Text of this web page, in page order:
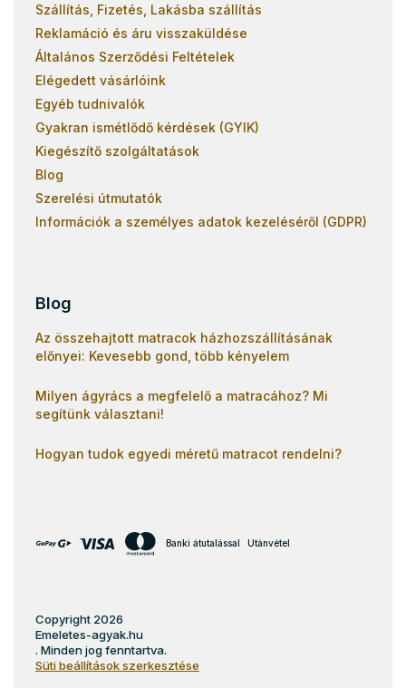
Szállítás, Fizetés, Lakásba szállítás
Reklamáció és áru visszaküldése
Általános Szerződési Feltételek
Elégedett vásárlóink
Egyéb tudnivalók
Gyakran ismétlődő kérdések (GYIK)
Kiegészítő szolgáltatások
Blog
Szerelési útmutatók
Információk a személyes adatok kezeléséről (GDPR)
Blog
Az összehajtott matracok házhozszállításának
előnyei: Kevesebb gond, több kényelem
Milyen ágyrács a megfelelő a matracához? Mi
segítünk választani!
Hogyan tudok egyedi méretű matracot rendelni?
Banki átutalással Utánvétel
Copyright 2026
Emeletes-agyak.hu
. Minden jog fenntartva.
Süti beállítások szerkesztése